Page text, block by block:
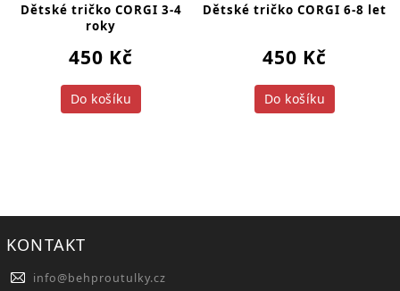
Dětské tričko CORGI 3-4
roky
450 Kč
Do košíku
Dětské tričko CORGI 6-8 let
450 Kč
Do košíku
KONTAKT
info@behproutulky.cz